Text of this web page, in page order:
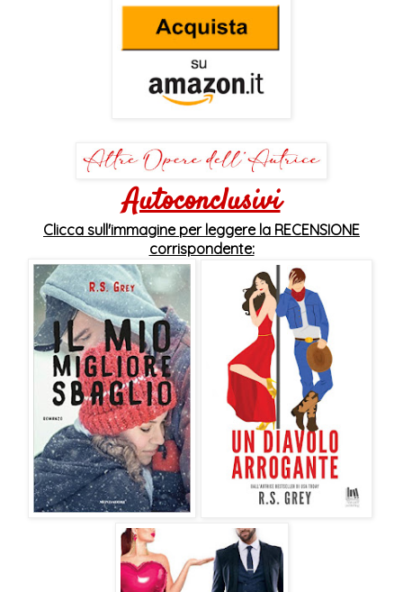
Autoconclusivi
Clicca sull'immagine per leggere la RECENSIONE
corrispondente: